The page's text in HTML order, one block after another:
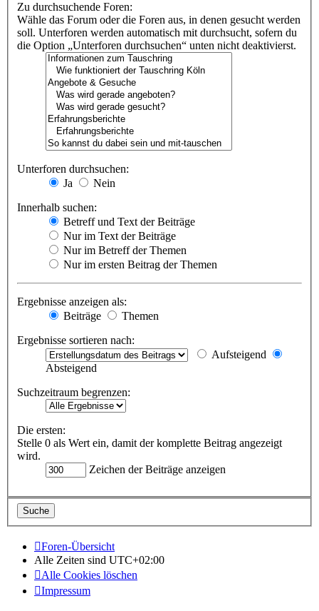
Zu durchsuchende Foren:
Wähle das Forum oder die Foren aus, in denen gesucht werden
soll. Unterforen werden automatisch mit durchsucht, sofern du
die Option „Unterforen durchsuchen“ unten nicht deaktivierst.
Unterforen durchsuchen:
Ja
Nein
Innerhalb suchen:
Betreff und Text der Beiträge
Nur im Text der Beiträge
Nur im Betreff der Themen
Nur im ersten Beitrag der Themen
Ergebnisse anzeigen als:
Beiträge
Themen
Ergebnisse sortieren nach:
Aufsteigend
Absteigend
Suchzeitraum begrenzen:
Die ersten:
Stelle 0 als Wert ein, damit der komplette Beitrag angezeigt
wird.
Zeichen der Beiträge anzeigen
Foren-Übersicht
Alle Zeiten sind UTC+02:00
Alle Cookies löschen
Impressum